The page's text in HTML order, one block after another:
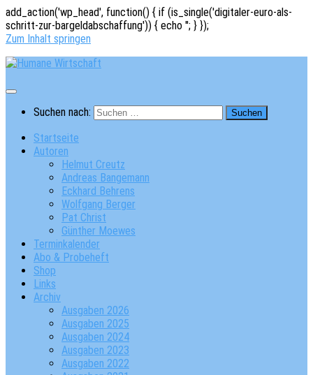
add_action('wp_head', function() { if (is_single('digitaler-euro-als-
schritt-zur-bargeldabschaffung')) { echo ''; } });
Zum Inhalt springen
Suchen nach:
Startseite
Autoren
Helmut Creutz
Andreas Bangemann
Eckhard Behrens
Wolfgang Berger
Pat Christ
Günther Moewes
Terminkalender
Abo & Probeheft
Shop
Links
Archiv
Ausgaben 2026
Ausgaben 2025
Ausgaben 2024
Ausgaben 2023
Ausgaben 2022